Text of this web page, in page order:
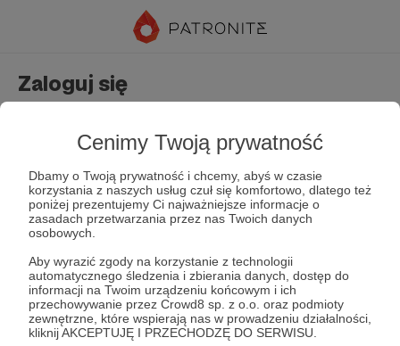
Cenimy Twoją prywatność
Dbamy o Twoją prywatność i chcemy, abyś w czasie
korzystania z naszych usług czuł się komfortowo, dlatego też
poniżej prezentujemy Ci najważniejsze informacje o
zasadach przetwarzania przez nas Twoich danych
osobowych.
Aby wyrazić zgody na korzystanie z technologii
automatycznego śledzenia i zbierania danych, dostęp do
informacji na Twoim urządzeniu końcowym i ich
przechowywanie przez Crowd8 sp. z o.o. oraz podmioty
zewnętrzne, które wspierają nas w prowadzeniu działalności,
kliknij AKCEPTUJĘ I PRZECHODZĘ DO SERWISU.
Zaloguj się
Zapamiętaj mnie Zapomniałeś hasła?
Zaloguj